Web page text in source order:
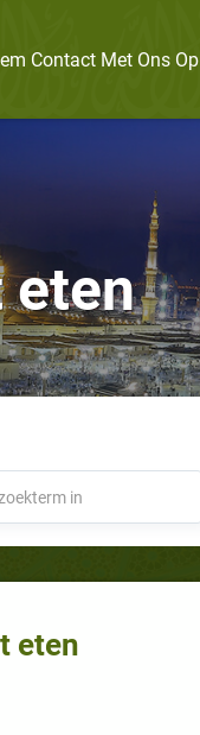
Contact Met Ons Op
eten
eten